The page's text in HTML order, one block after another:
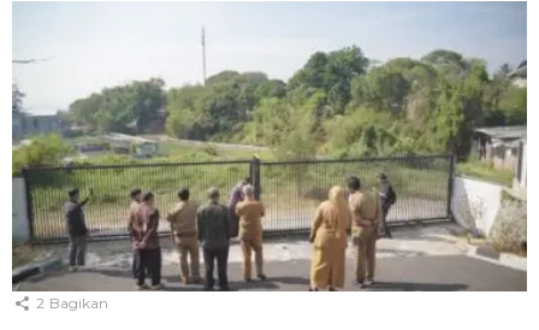
2 Bagikan